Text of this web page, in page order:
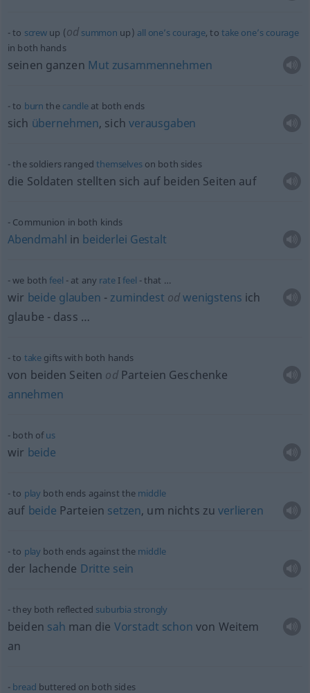
to screw up (od summon up) all one’s courage, to take one’s courage
in both hands
seinen ganzen Mut zusammennehmen
to burn the candle at both ends
sich übernehmen, sichverausgaben
the soldiers rangedthemselveson both sides
die Soldaten stellten sich auf beiden Seiten auf
Communion in both kinds
Abendmahl in beiderlei Gestalt
we bothfeel - at any rateIfeel - that …
wir beide glauben - zumindest odwenigstens ich
glaube - dass …
to take gifts with both hands
von beiden Seiten odParteien Geschenke
annehmen
both ofus
wir beide
to play both ends against the middle
auf beide Parteien setzen, um nichts zuverlieren
to play both ends against the middle
der lachende Dritte sein
they both reflected suburbia strongly
beiden sah man die Vorstadt schon von Weitem
an
bread buttered on both sides